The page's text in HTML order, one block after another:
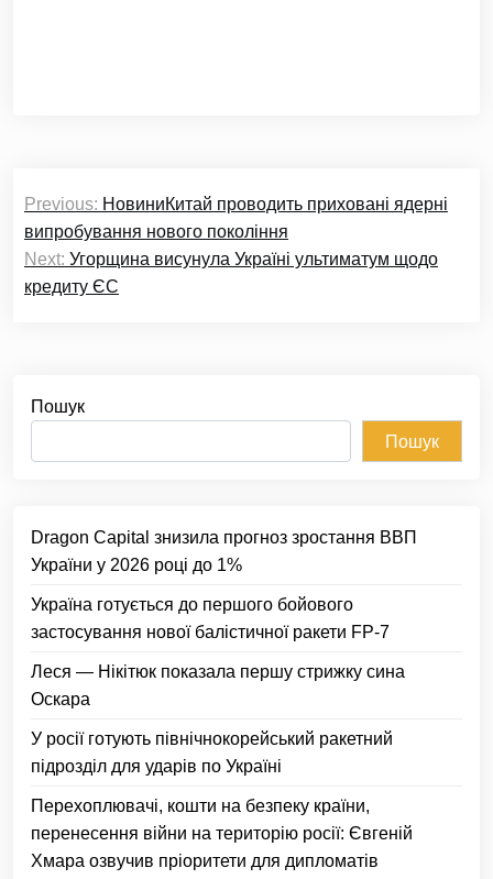
записів
Previous: НовиниКитай проводить приховані ядерні
випробування нового покоління
Next: Угорщина висунула Україні ультиматум щодо
кредиту ЄС
Пошук
Пошук
Dragon Capital знизила прогноз зростання ВВП
України у 2026 році до 1%
Україна готується до першого бойового
застосування нової балістичної ракети FP-7
Леся — Нікітюк показала першу стрижку сина
Оскара
У росії готують північнокорейський ракетний
підрозділ для ударів по Україні
Перехоплювачі, кошти на безпеку країни,
перенесення війни на територію росії: Євгеній
Хмара озвучив пріоритети для дипломатів